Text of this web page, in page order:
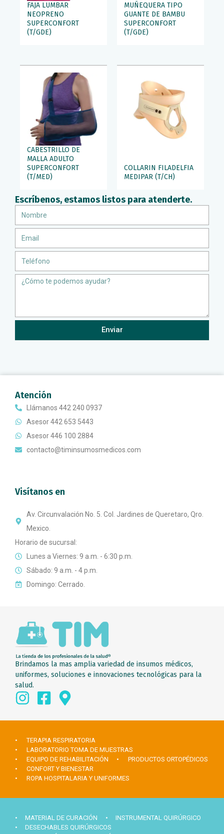
Escríbenos, estamos listos para atenderte.
Message
Enviar
FAJA LUMBAR
NEOPRENO
SUPERCONFORT
(T/GDE)
MUÑEQUERA TIPO
GUANTE DE BAMBU
SUPERCONFORT
(T/GDE)
CABESTRILLO DE
MALLA ADULTO
SUPERCONFORT
(T/MED)
COLLARIN FILADELFIA
MEDIPAR (T/CH)
Atención
Llámanos 442 240 0937
Asesor 442 653 5443
Asesor 446 100 2884
contacto@timinsumosmedicos.com
Visítanos en
Av. Circunvalación No. 5. Col. Jardines de Queretaro, Qro.
Mexico.
Horario de sucursal:
Lunes a Viernes: 9 a.m. - 6:30 p.m.
Sábado: 9 a.m. - 4 p.m.
Domingo: Cerrado.
Brindamos la mas amplia variedad de insumos médicos,
uniformes, soluciones e innovaciones tecnológicas para la
salud.
• TERAPIA RESPIRATORIA
• LABORATORIO TOMA DE MUESTRAS
• EQUIPO DE REHABILITACIÓN
• PRODUCTOS ORTOPÉDICOS
• CONFORT Y BIENESTAR
• ROPA HOSPITALARIA Y UNIFORMES
• MATERIAL DE CURACIÓN
• INSTRUMENTAL QUIRÚRGICO
• DESECHABLES QUIRÚRGICOS